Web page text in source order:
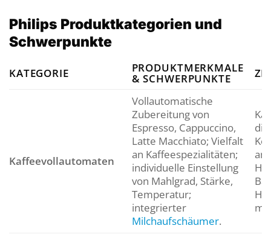
Philips Produktkategorien und
Schwerpunkte
KATEGORIE PRODUKTMERKMALE
& SCHWERPUNKTE
Kaffeevollautomaten
Vollautomatische
Zubereitung von
Espresso, Cappuccino,
Latte Macchiato; Vielfalt
an Kaffeespezialitäten;
individuelle Einstellung
von Mahlgrad, Stärke,
Temperatur;
integrierter
Milchaufschäumer.